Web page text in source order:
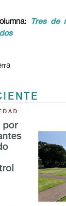
Tres de
por